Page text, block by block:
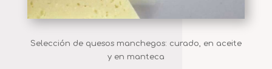
Selección de quesos manchegos: curado, en aceite
y en manteca